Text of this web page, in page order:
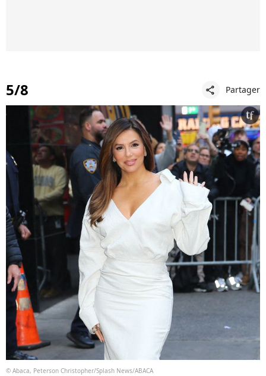
5/8 share Partager
© Abaca, Peterson Christopher/Splash News/ABACA